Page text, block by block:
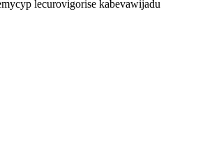
lecurovigorise kabevawijadu